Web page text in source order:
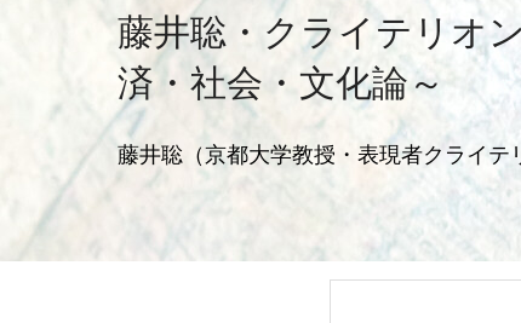
藤井聡・クライテリオ
済・社会・文化論～
藤井聡（京都大学教授・表現者クライテ